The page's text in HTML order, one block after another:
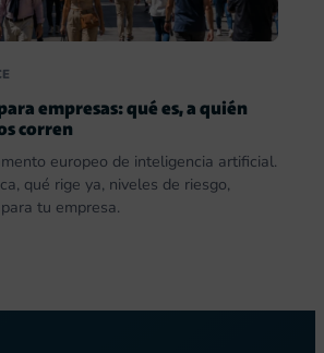
empresas: qué es, a quién
corren
europeo de inteligencia artificial.
qué rige ya, niveles de riesgo,
tu empresa.